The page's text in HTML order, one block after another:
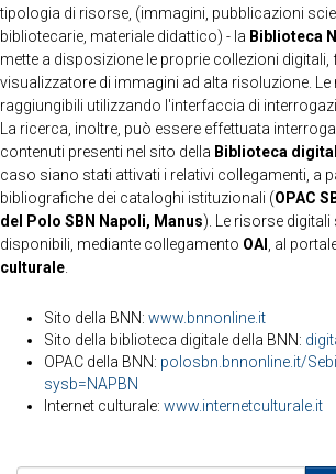
tipologia di risorse, (immagini, pubblicazioni
bibliotecarie, materiale didattico) - la Biblioteca
mette a disposizione le proprie collezioni digitali,
visualizzatore di immagini ad alta risoluzione.
raggiungibili utilizzando l'interfaccia di
La ricerca, inoltre, può essere effettuata
contenuti presenti nel sito della Biblioteca
caso siano stati attivati i relativi collegamenti, a
bibliografiche dei cataloghi istituzionali (OPAC
del Polo SBN Napoli, Manus). Le risorse
disponibili, mediante collegamento OAI , al
culturale
Sito della BNN: www.bnnonline.it
Sito della biblioteca digitale della BNN:
OPAC della BNN: polosbn.bnnonline.it/
sysb=NAPBN
Internet culturale: www.internetculturale.it